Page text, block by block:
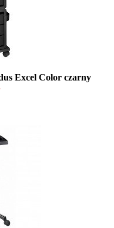
Excel Color czarny